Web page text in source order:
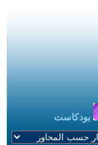
بودكاست